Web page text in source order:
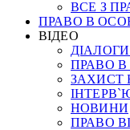
ВСЕ З
ПРАВО В
ВІДЕО
ПРАВО
ЗАХИСТ
НОВИНИ
ПРАВО